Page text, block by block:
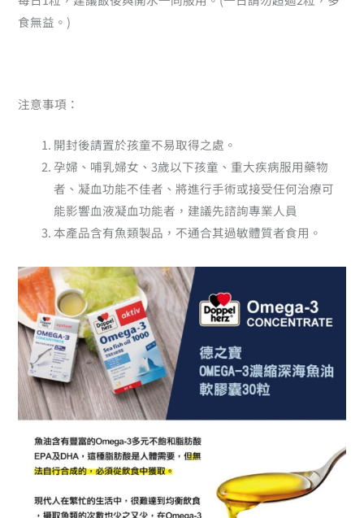
食無益。)
注意事項：
開封後請置於孩童不易取得之處。
孕婦、哺乳婦女、3歲以下孩童、重大疾病服用藥物
者、凝血功能不佳者、將進行手術或接受任何治療可
能影響血液凝血功能者，建議先諮詢專業人員
本產品含有魚類製品，不通合其過敏體質者食用。